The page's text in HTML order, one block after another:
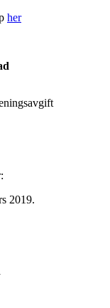
her
2019.